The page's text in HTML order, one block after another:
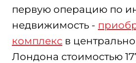
первую операцию по
недвижимость -
комплекс в
Лондона стоимостью